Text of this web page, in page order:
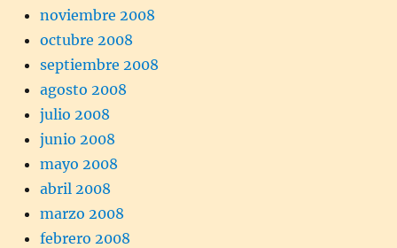
noviembre 2008
octubre 2008
septiembre 2008
agosto 2008
julio 2008
junio 2008
mayo 2008
abril 2008
marzo 2008
febrero 2008